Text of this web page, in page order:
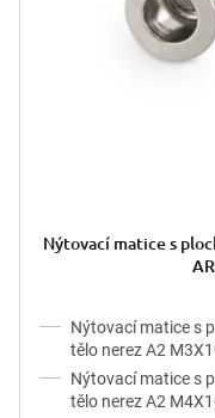
Nýtovací matice s
Nýtovací matice s
tělo nerez A2
Nýtovací matice s
tělo nerez A2